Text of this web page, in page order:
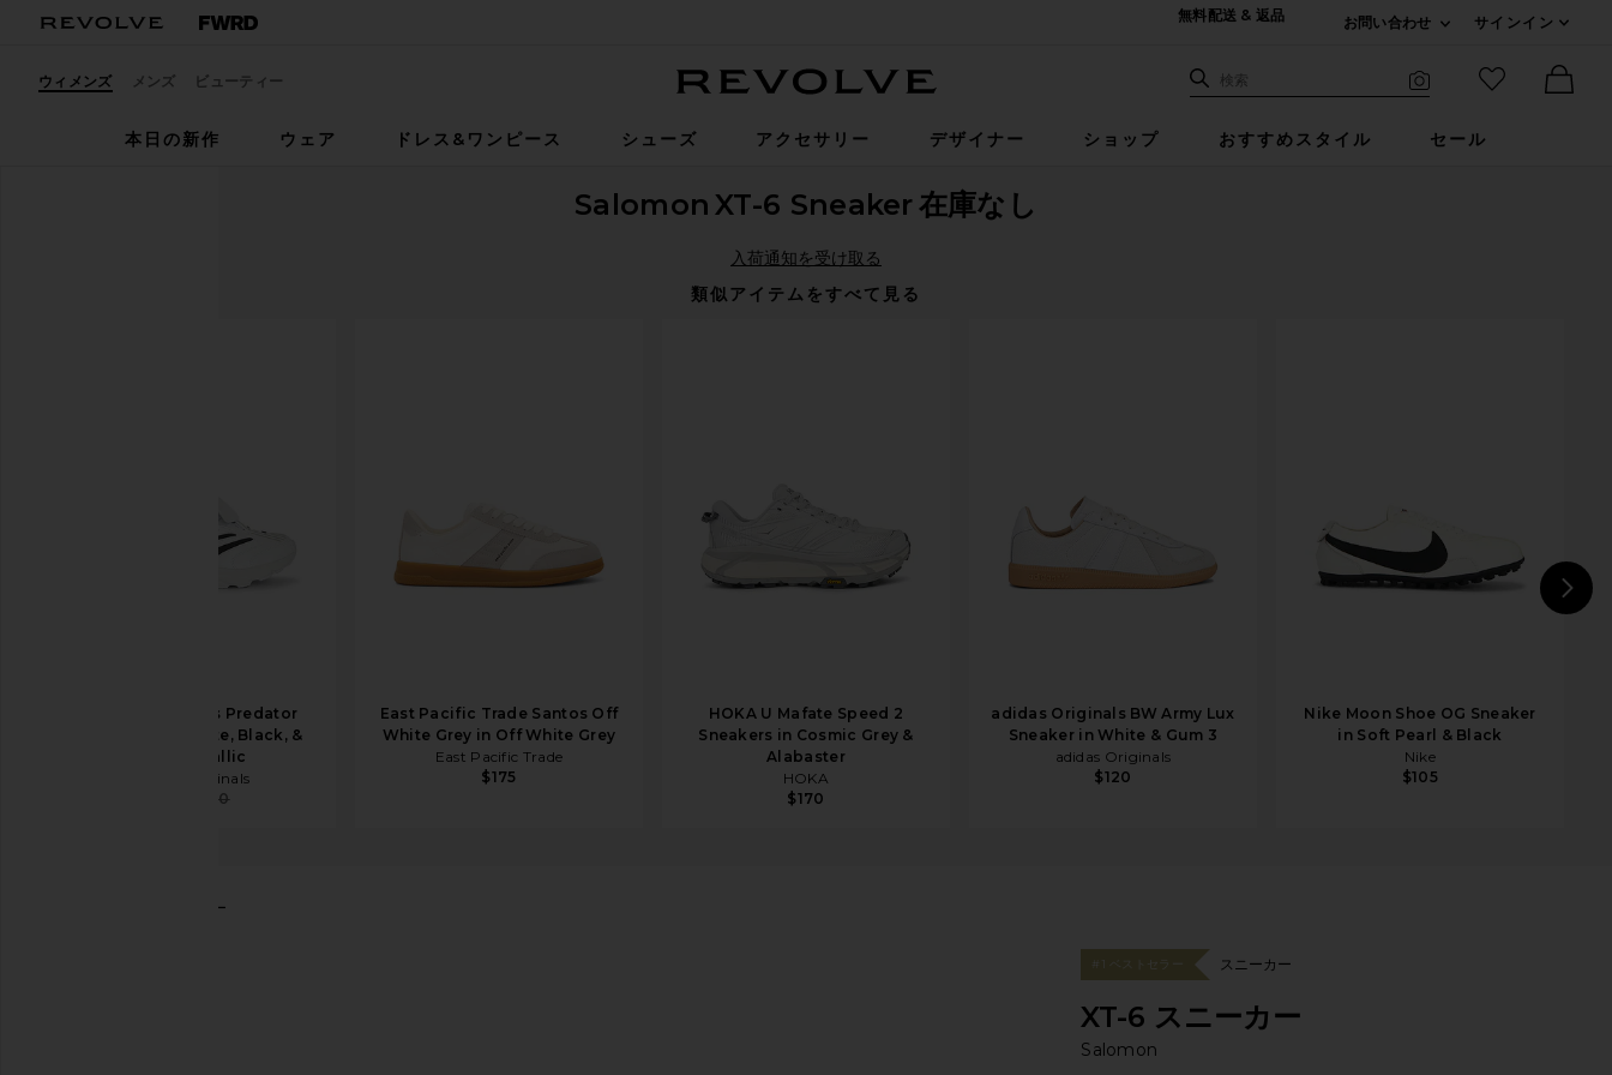
無料配送 & 返品
お問い合わせ
サインイン
ウィメンズ メンズ ビューティー サイト検索
検索
お気に入り
本日の新作
ウェア ドレス&ワンピース シューズ アクセサリー デザイナー ショップ おすすめスタイル セール
Salomon XT-6 Sneaker在庫なし
入荷通知を受け取る
類似アイテムをすべて見る
adidas Originals Predator
Megaride in White, Black, &
Gold Metallic
adidas Originals
$160
East Pacific Trade Santos Off
White Grey in Off White Grey
East Pacific Trade
$175
HOKA U Mafate Speed 2
Sneakers in Cosmic Grey &
Alabaster
HOKA
$170
adidas Originals BW Army Lux
Sneaker in White & Gum 3
adidas Originals
$120
Nike Moon Shoe OG Sneaker
in Soft Pearl & Black
Nike
$105
XT-6 スニーカー
#1 ベストセラー スニーカー
XT-6 スニーカー
Salomon